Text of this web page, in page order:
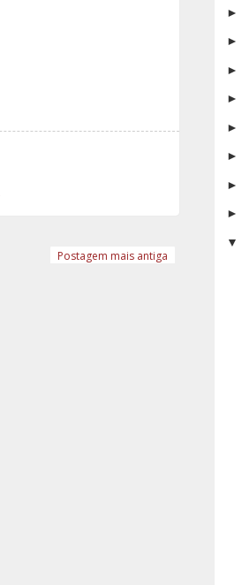
Postagem mais antiga
►
►
►
►
►
►
►
►
▼